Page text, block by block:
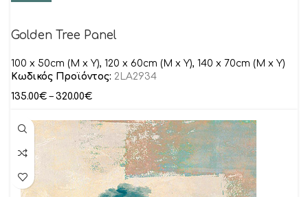
Golden Tree Panel
100 x 50cm (M x Y), 120 x 60cm (M x Y), 140 x 70cm (M x Y)
Κωδικός Προϊόντος: 2LA2934
135.00€ – 320.00€